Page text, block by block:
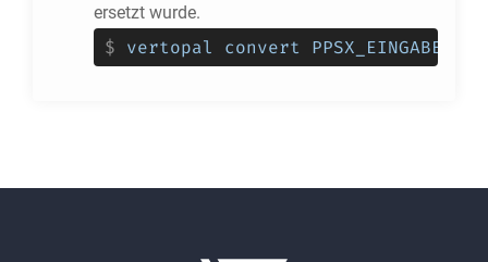
ersetzt wurde.
$ vertopal convert